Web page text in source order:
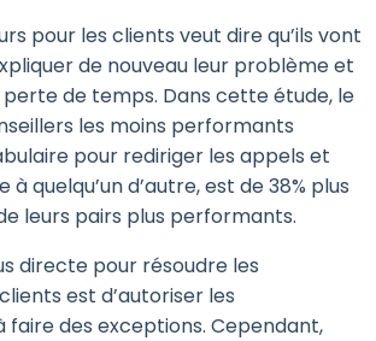
pour les clients veut dire qu’ils vont
de nouveau leur problème et
perte de temps. Dans cette étude, le
les moins performants
pour rediriger les appels et
quelqu’un d’autre, est de 38% plus
leurs pairs plus performants.
directe pour résoudre les
est d’autoriser les
faire des exceptions. Cependant,